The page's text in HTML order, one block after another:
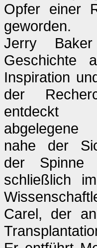
Opfer einer
geworden.
Jerry
Geschichte
Inspiration
der
abgelegene
nahe der
der Spinne
schließlich
Carel, der